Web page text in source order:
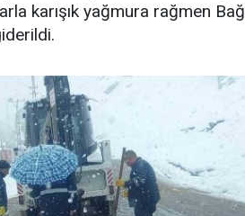
karışık yağmura rağmen